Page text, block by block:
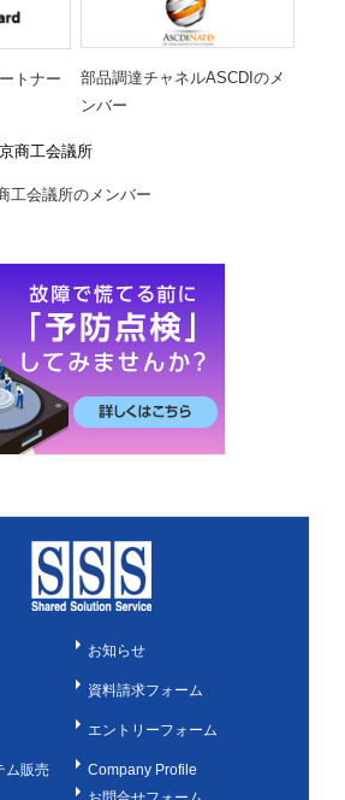
トナー
部品調達チャネルASCDIのメ
ンバー
工会議所のメンバー
ム販売
お知らせ
資料請求フォーム
エントリーフォーム
Company Profile